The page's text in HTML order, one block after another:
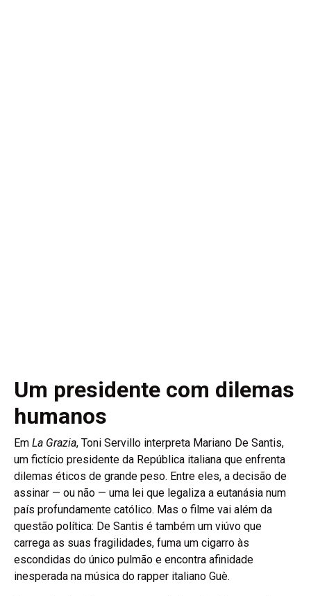
Um presidente com dilemas
humanos
Em La Grazia, Toni Servillo interpreta Mariano De Santis,
um fictício presidente da República italiana que enfrenta
dilemas éticos de grande peso. Entre eles, a decisão de
assinar — ou não — uma lei que legaliza a eutanásia num
país profundamente católico. Mas o filme vai além da
questão política: De Santis é também um viúvo que
carrega as suas fragilidades, fuma um cigarro às
escondidas do único pulmão e encontra afinidade
inesperada na música do rapper italiano Guè.